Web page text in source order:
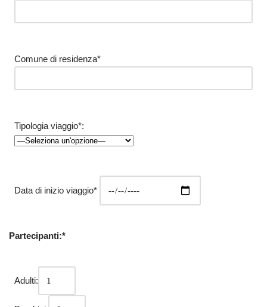
Comune di residenza*
Tipologia viaggio*:
Data di inizio viaggio*
Partecipanti:*
Adulti: